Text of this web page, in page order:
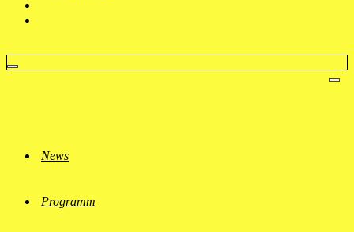
Navigationsmenü
News
Programm